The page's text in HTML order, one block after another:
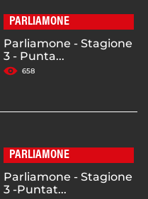
PARLIAMONE
Parliamone - Stagione
3 - Punta...
658
PARLIAMONE
Parliamone - Stagione
3 -Puntat...